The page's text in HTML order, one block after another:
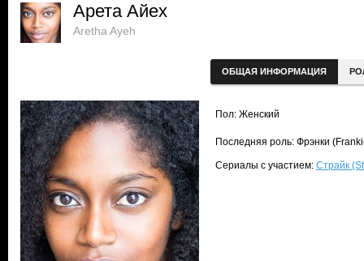
Арета Айех
Aretha Ayeh
ОБЩАЯ ИНФОРМАЦИЯ
Пол: Женский
Последняя роль: Фрэнки
Сериалы с участием: Страйк